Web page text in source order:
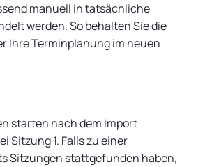
manuell in tatsächliche
werden. So behalten Sie die
Ihre Terminplanung im neuen
starten nach dem Import
Sitzung 1. Falls zu einer
Sitzungen stattgefunden haben,